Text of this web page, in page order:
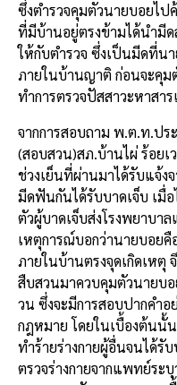
ซึ่งตำรวจคุมตัวนายบอยไ
ที่มีบ้านอยู่ตรงข้ามได้นำมี
ให้กับตำรวจ ซึ่งเป็นมีดที่น
ภายในบ้านญาติ ก่อนจะคุ
ทำการตรวจปัสสาวะหาสา
จากการสอบถาม พ.ต.ท.ปร
(สอบสวน)สภ.บ้านไผ่ ร้อยเ
ช่วงเย็นที่ผ่านมาได้รับแจ้ง
มีดฟันกันได้รับบาดเจ็บ เมื่
ตัวผู้บาดเจ็บส่งโรงพยาบา
เหตุการณ์บอกว่านายบอย
ภายในบ้านตรงจุดเกิดเหตุ
สืบสวนมาควบคุมตัวนายบอ
วน ซึ่งจะมีการสอบปากคำอ
กฎหมาย โดยในเบื้องต้นนั้
ทำร้ายร่างกายผู้อื่นจนได้รั
ตรวจร่างกายจากแพทย์ระ